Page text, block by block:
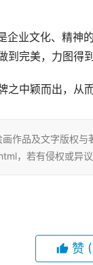
企业文化、精神
完美，力图得
中颖而出，从
作品及文字版权与
，若有侵权或异议
赞